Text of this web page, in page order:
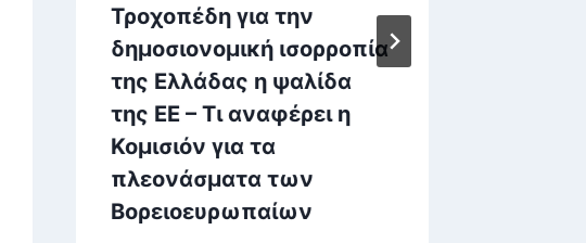
Τροχοπέδη για την
δημοσιονομική ισορροπία
της Ελλάδας η ψαλίδα
της ΕΕ – Τι αναφέρει η
Κομισιόν για τα
πλεονάσματα των
Βορειοευρωπαίων